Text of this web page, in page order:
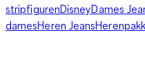
stripfigurenDisneyDames
damesHeren Jeans